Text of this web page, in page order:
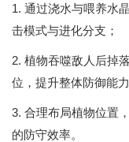
1. 通过浇水与喂养水
击模式与进化分支；
2. 植物吞噬敌人后掉
位，提升整体防御能力
3. 合理布局植物位置
的防守效率。